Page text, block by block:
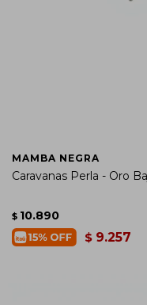
MAMBA NEGRA
Caravanas Perla - Oro
$ 10.890
$ 9.257